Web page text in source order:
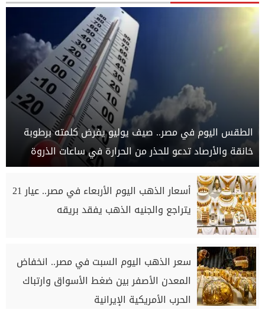
الطقس اليوم في مصر.. صيف يوليو يفرض كلمته برطوبة
خانقة والأرصاد تدعو للحذر من الحرارة في ساعات الذروة
أسعار الذهب اليوم الأربعاء في مصر.. عيار 21
يتراجع والجنيه الذهب يفقد بريقه
سعر الذهب اليوم السبت في مصر.. انخفاض
المعدن الأصفر بين ضغط الأسواق وارتباك
الحرب الأمريكية الإيرانية